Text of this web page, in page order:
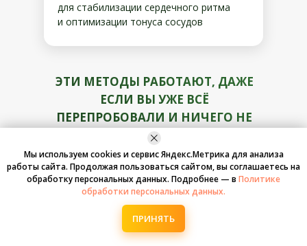
для стабилизации сердечного ритма
и оптимизации тонуса сосудов
ЭТИ МЕТОДЫ РАБОТАЮТ, ДАЖЕ
ЕСЛИ ВЫ УЖЕ ВСЁ
ПЕРЕПРОБОВАЛИ И НИЧЕГО НЕ
ПОМОГАЕТ.
Сразу после регистрации вы получите
подарок: упражнение
«Стоп-нарушения
щитовидной железы»
которому всего через 3 минуты
избавитесь от нервозности, тахикардии,
Мы используем cookies и сервис Яндекс.Метрика для анализа
работы сайта. Продолжая пользоваться сайтом, вы соглашаетесь на
обработку персональных данных. Подробнее — в Политике
обработки персональных данных.
ПРИНЯТЬ